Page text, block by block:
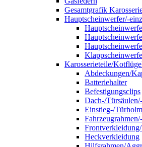
Gesamtgrafik
Hauptscheinwerfer/-
Karosserieteile/
Abdeckungen/
Batteriehalter
Befestigungsclips
Dach-/
Einstieg-/Türholm
Heckverkleidung